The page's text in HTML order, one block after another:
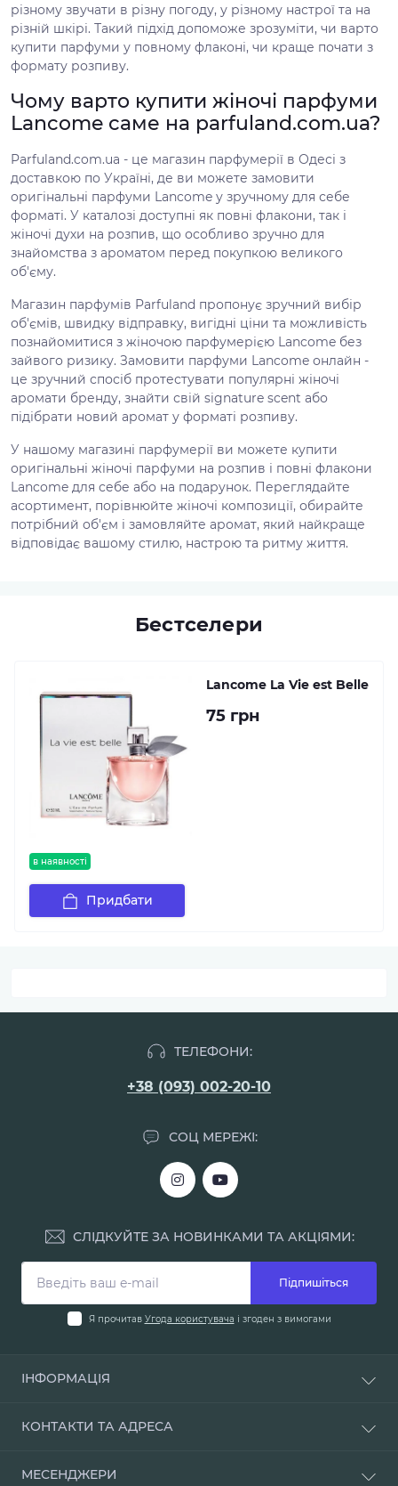
різному звучати в різну погоду, у різному настрої та на
різній шкірі. Такий підхід допоможе зрозуміти, чи варто
купити парфуми у повному флаконі, чи краще почати з
формату розпиву.
Чому варто купити жіночі парфуми
Lancome саме на parfuland.com.ua?
Parfuland.com.ua - це магазин парфумерії в Одесі з
доставкою по Україні, де ви можете замовити
оригінальні парфуми Lancome у зручному для себе
форматі. У каталозі доступні як повні флакони, так і
жіночі духи на розпив, що особливо зручно для
знайомства з ароматом перед покупкою великого
об'єму.
Магазин парфумів Parfuland пропонує зручний вибір
об'ємів, швидку відправку, вигідні ціни та можливість
познайомитися з жіночою парфумерією Lancome без
зайвого ризику. Замовити парфуми Lancome онлайн -
це зручний спосіб протестувати популярні жіночі
аромати бренду, знайти свій signature scent або
підібрати новий аромат у форматі розпиву.
У нашому магазині парфумерії ви можете купити
оригінальні жіночі парфуми на розпив і повні флакони
Lancome для себе або на подарунок. Переглядайте
асортимент, порівнюйте жіночі композиції, обирайте
потрібний об'єм і замовляйте аромат, який найкраще
відповідає вашому стилю, настрою та ритму життя.
Бестселери
в наявності
Lancome La Vie est Belle
75 грн
Придбати
ТЕЛЕФОНИ:
+38 (093) 002-20-10
СОЦ МЕРЕЖІ:
СЛІДКУЙТЕ ЗА НОВИНКАМИ ТА АКЦІЯМИ:
Підпишіться
Я прочитав Угода користувача і згоден з вимогами
ІНФОРМАЦІЯ
Про нас
Наші магазини
КОНТАКТИ ТА АДРЕСА
МЕСЕНДЖЕРИ